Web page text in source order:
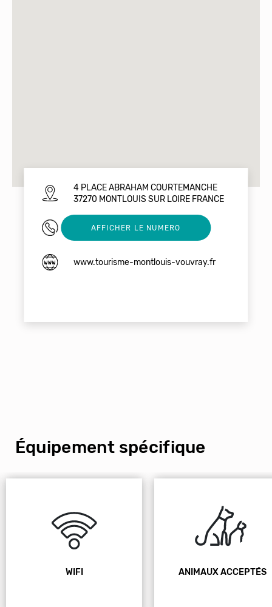
4 PLACE ABRAHAM COURTEMANCHE
37270 MONTLOUIS SUR LOIRE FRANCE
0247458510
AFFICHER LE NUMERO
www.tourisme-montlouis-vouvray.fr
Équipement spécifique
WIFI ANIMAUX ACCEPTÉS